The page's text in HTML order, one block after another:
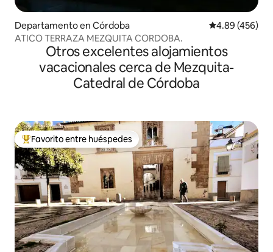
Departamento en Córdoba Calificación
4.89 (456)
ATICO TERRAZA MEZQUITA CORDOBA.
Otros excelentes alojamientos
vacacionales cerca de Mezquita-
Catedral de Córdoba
De los mejores en Favorito entre huéspedes
Favorito entre huéspedes